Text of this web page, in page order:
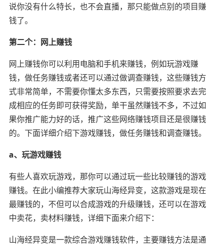
说你没有什么特长，也不会直播，那只能做点别的项目赚
钱了。
第二个：网上赚钱
网上赚钱你可以利用电脑和手机来赚钱，例如玩游戏赚
钱，做任务赚钱或者还可以通过做调查赚钱，这些赚钱方
式非常简单，不需要你懂太多东西，只需要按照要求去完
成相应的任务即可获得奖励，单干虽然赚钱不多，不过如
果你推广能力好的话，推广这些网络赚钱项目还是很赚钱
的。下面详细介绍下游戏赚钱，做任务赚钱和调查赚钱。
a、玩游戏赚钱
有些人喜欢玩游戏，那你可以通过玩一些比较赚钱的游戏
赚钱。在此小编推荐大家玩山海经异变，这款游戏是现在
最赚钱的，不但可以合成游戏的升级赚钱，还可以在游戏
中卖花，卖材料赚钱，详细下面来介绍下：
山海经异变是一款综合游戏赚钱软件，主要赚钱方法是通